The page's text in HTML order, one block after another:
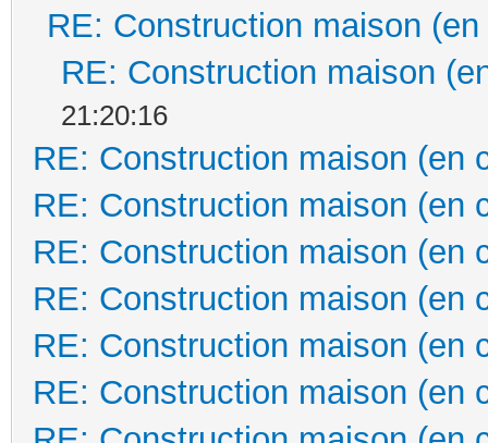
RE: Construction maison
RE: Construction maison
21:20:16
RE: Construction maison (en
RE: Construction maison (en
RE: Construction maison (en
RE: Construction maison (en
RE: Construction maison (en
RE: Construction maison (en